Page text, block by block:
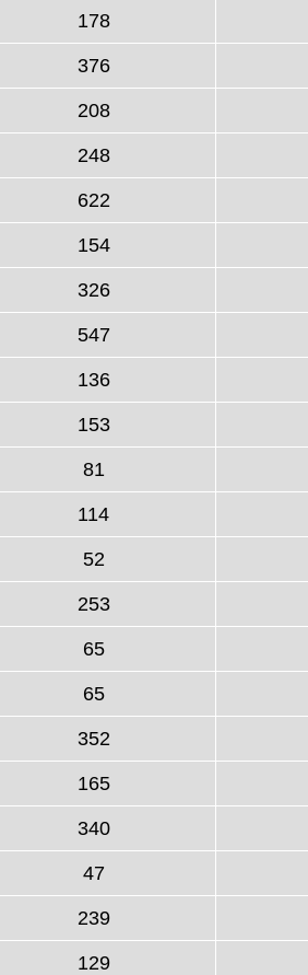
178
376
208
248
622
154
326
547
136
153
81
114
52
253
65
65
352
165
340
47
239
129